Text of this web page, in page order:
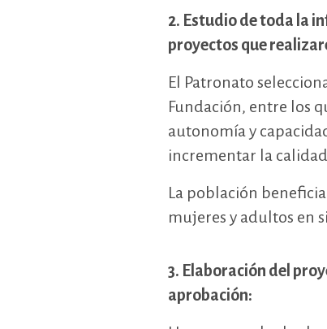
2. Estudio de toda la
proyectos que
El Patronato
Fundación, entre los
autonomía y
incrementar la
La población
mujeres y adultos en
3. Elaboración del
aprobación: